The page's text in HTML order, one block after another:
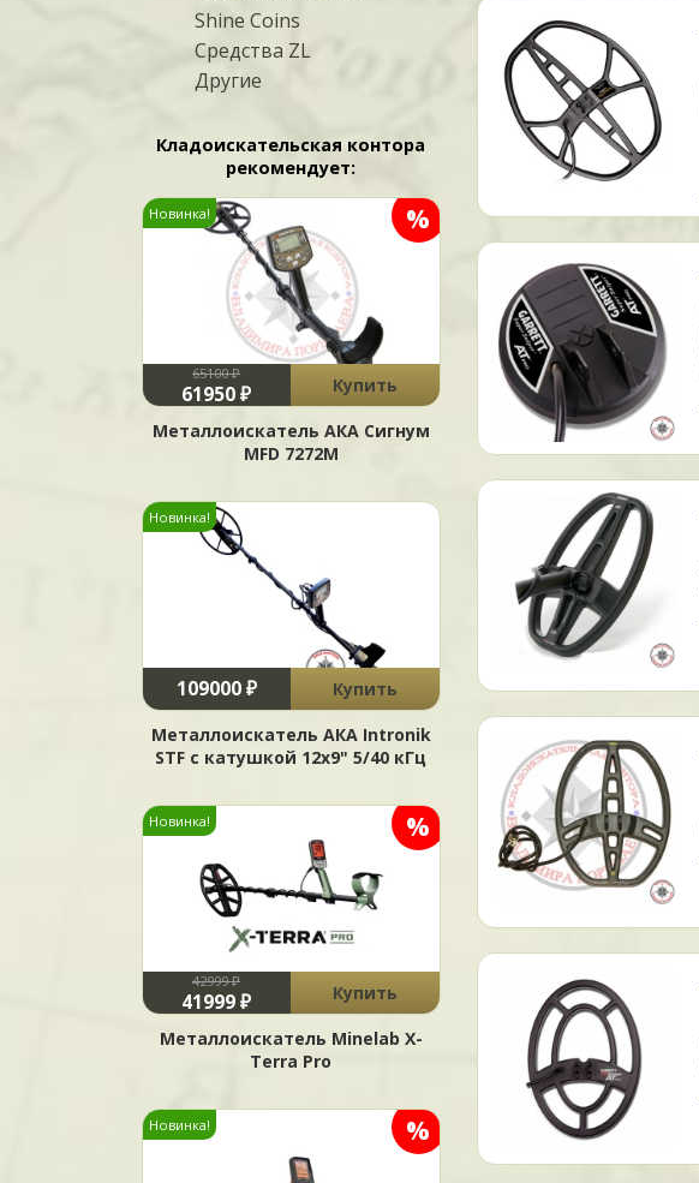
Shine Coins
Средства ZL
Другие
Кладоискательская контора
рекомендует:
%
Новинка!
65100 ₽
61950 ₽
Купить
Металлоискатель АКА Сигнум
MFD 7272М
Новинка!
109000 ₽
Купить
Металлоискатель АКА Intronik
STF c катушкой 12x9" 5/40 кГц
%
Новинка!
42999 ₽
41999 ₽
Купить
Металлоискатель Minelab X-
Terra Pro
%
Новинка!